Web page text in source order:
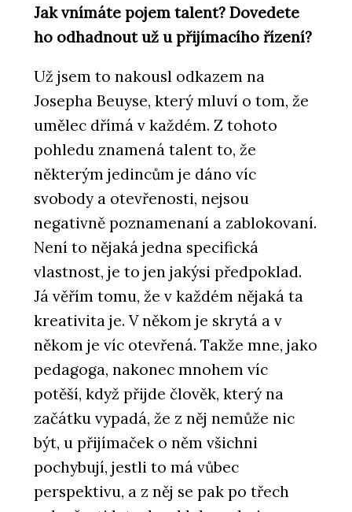
Jak vnímáte pojem talent? Dovedete
ho odhadnout už u přijímacího řízení?
Už jsem to nakousl odkazem na
Josepha Beuyse, který mluví o tom, že
umělec dřímá v každém. Z tohoto
pohledu znamená talent to, že
některým jedincům je dáno víc
svobody a otevřenosti, nejsou
negativně poznamenaní a zablokovaní.
Není to nějaká jedna specifická
vlastnost, je to jen jakýsi předpoklad.
Já věřím tomu, že v každém nějaká ta
kreativita je. V někom je skrytá a v
někom je víc otevřená. Takže mne, jako
pedagoga, nakonec mnohem víc
potěší, když přijde člověk, který na
začátku vypadá, že z něj nemůže nic
být, u přijímaček o něm všichni
pochybují, jestli to má vůbec
perspektivu, a z něj se pak po třech